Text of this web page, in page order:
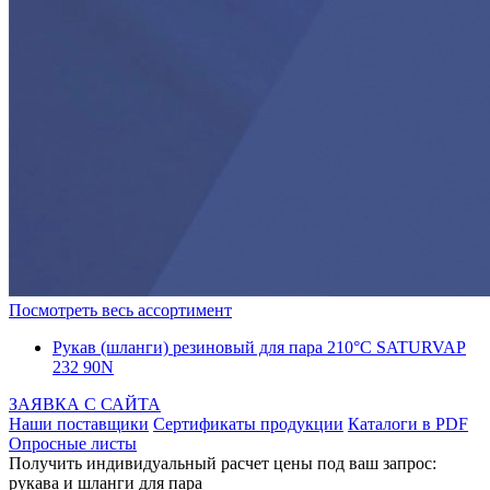
Посмотреть весь ассортимент
Рукав (шланги) резиновый для пара 210°С SATURVAP
232 90N
ЗАЯВКА С САЙТА
Наши поставщики Сертификаты продукции Каталоги в PDF
Опросные листы
Получить индивидуальный расчет цены под ваш запрос:
рукава и шланги для пара